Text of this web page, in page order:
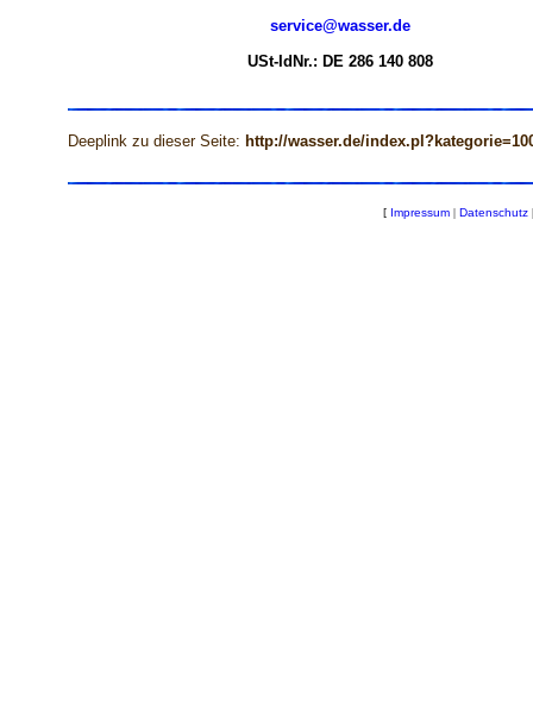
service@wasser.de
USt-IdNr.: DE 286 140 808
Deeplink zu dieser Seite: http://wasser.de/
[ Impressum | Datenschutz